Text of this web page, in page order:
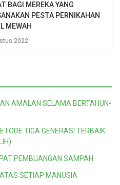
BAGI MEREKA YANG
PESTA PERNIKAHAN
MEWAH
2022
AMALAN SELAMA BERTAHUN-
TIGA GENERASI TERBAIK
PEMBUANGAN SAMPAH
SETIAP MANUSIA